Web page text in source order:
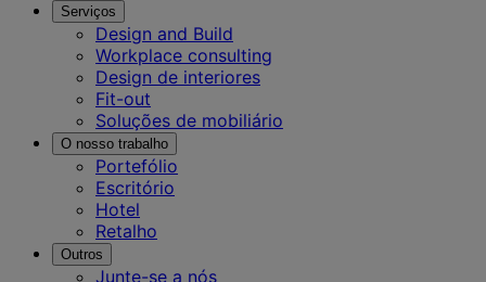
Serviços
Design and Build
Workplace consulting
Design de interiores
Fit-out
Soluções de mobiliário
O nosso trabalho
Portefólio
Escritório
Hotel
Retalho
Outros
Junte-se a nós